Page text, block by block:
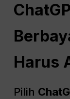
Harus
Pilih